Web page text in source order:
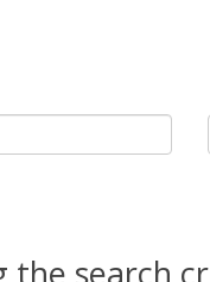
the search